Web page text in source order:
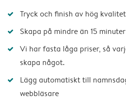
Tryck och finish av hög kvalitet
Skapa på mindre än 15 minuter
Vi har fasta låga priser, så
skapa något.
Lägg automatiskt till
webbläsare